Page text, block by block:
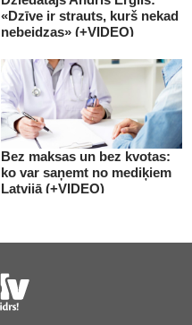
«Dzīve ir strauts, kurš nekad
nebeidzas» (+VIDEO)
Bez maksas un bez kvotas:
ko var saņemt no mediķiem
Latvijā (+VIDEO)